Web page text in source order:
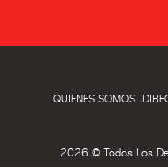
QUIENES SOMOS
2026 © Todos Los